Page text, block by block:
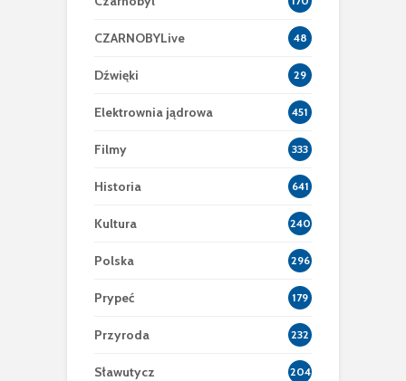
CZARNOBYLive 48
Dźwięki 29
Elektrownia jądrowa 451
Filmy 333
Historia 641
Kultura 240
Polska 296
Prypeć 179
Przyroda 232
Sławutycz 204